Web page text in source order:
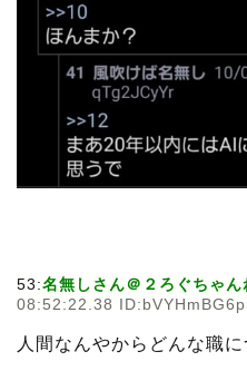
53:名無しさん＠２ろぐちゃん
08:52:22.38 ID:bVYHmBG6p
人間なんやからどんな職